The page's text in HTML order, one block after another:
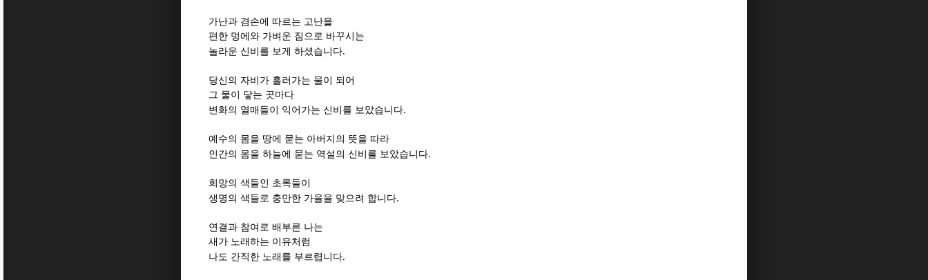
가난과 겸손에 따르는 고난을
편한 멍에와 가벼운 짐으로 바꾸시는
놀라운 신비를 보게 하셨습니다.
당신의 자비가 흘러가는 물이 되어
그 물이 닿는 곳마다
변화의 열매들이 익어가는 신비를 보았습니다.
예수의 몸을 땅에 묻는 아버지의 뜻을 따라
인간의 몸을 하늘에 묻는 역설의 신비를 보았습니다.
희망의 색들인 초록들이
생명의 색들로 충만한 가을을 맞으려 합니다.
연결과 참여로 배부른 나는
새가 노래하는 이유처럼
나도 간직한 노래를 부르렵니다.